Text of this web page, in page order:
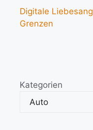
Digitale
Grenzen
Kategorien